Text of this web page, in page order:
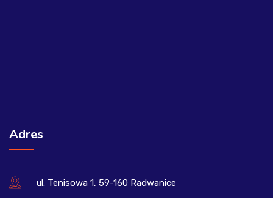
Adres
ul. Tenisowa 1, 59-160 Radwanice